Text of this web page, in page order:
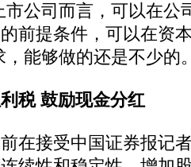
市公司而言，可以在公
前提条件，可以在资
能够做的还是不少的
税 鼓励现金分红
接受中国证券报记